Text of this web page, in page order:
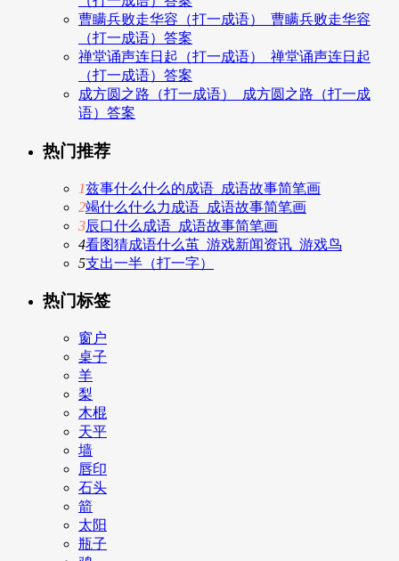
曹瞒兵败走华容（打一成语）_曹瞒兵败走华容
（打一成语）答案
禅堂诵声连日起（打一成语）_禅堂诵声连日起
（打一成语）答案
成方圆之路（打一成语）_成方圆之路（打一成
语）答案
热门推荐
1兹事什么什么的成语_成语故事简笔画
2竭什么什么力成语_成语故事简笔画
3辰口什么成语_成语故事简笔画
4看图猜成语什么茧_游戏新闻资讯_游戏鸟
5支出一半（打一字）
热门标签
窗户
桌子
羊
梨
木棍
天平
墙
唇印
石头
箭
太阳
瓶子